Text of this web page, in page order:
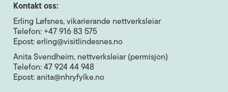
Kontakt oss:
Erling Løfsnes, vikarierande nettverksleiar
Telefon: +47 916 83 575
Epost: erling@visitlindesnes.no
Anita Svendheim, nettverksleiar (permisjon)
Telefon: 47 924 44 948
Epost: anita@nhryfylke.no